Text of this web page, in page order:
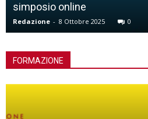
simposio online
Redazione - 8 Ottobre 2025 0
FORMAZIONE